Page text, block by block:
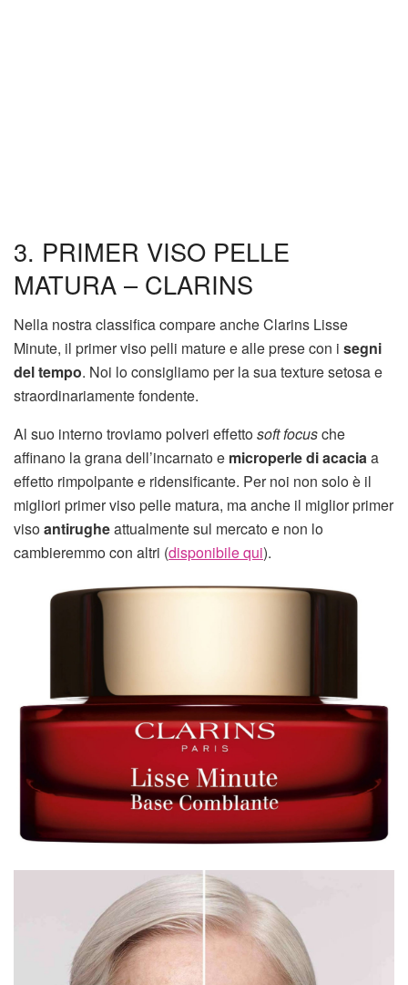
3. PRIMER VISO PELLE
MATURA – CLARINS
Nella nostra classifica compare anche Clarins Lisse
Minute, il primer viso pelli mature e alle prese con i segni
del tempo. Noi lo consigliamo per la sua texture setosa e
straordinariamente fondente.
Al suo interno troviamo polveri effettosoft focusche
affinano la grana dell’incarnato e microperle di acaciaa
effetto rimpolpante e ridensificante. Per noi non solo è il
migliori primer viso pelle matura, ma anche il miglior primer
visoantirugheattualmente sul mercato e non lo
cambieremmo con altri (disponibile qui).